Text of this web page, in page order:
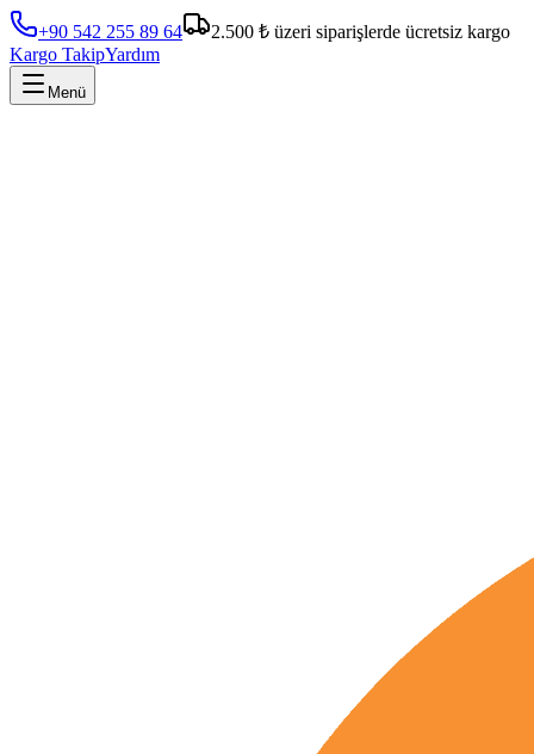
+90 542 255 89 64
2.500 ₺ üzeri siparişlerde ücretsiz kargo
Kargo TakipYardım
Menü